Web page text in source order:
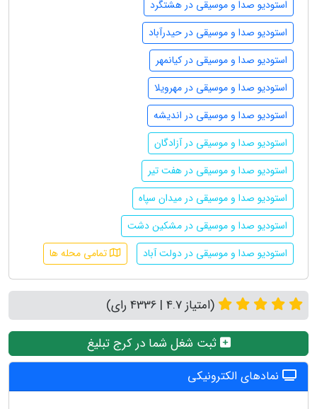
استودیو صدا و موسیقی در هشتگرد
استودیو صدا و موسیقی در حیدرآباد
استودیو صدا و موسیقی در کیانمهر
استودیو صدا و موسیقی در مهرویلا
استودیو صدا و موسیقی در اندیشه
استودیو صدا و موسیقی در آزادگان
استودیو صدا و موسیقی در هفت تیر
استودیو صدا و موسیقی در میدان سپاه
استودیو صدا و موسیقی در مشکین دشت
استودیو صدا و موسیقی در دولت آباد
تمامی محله ها
(امتیاز 4.7 | 4336 رای)
ثبت شغل شما در کرج تبلیغ
نمادهای الکترونیکی